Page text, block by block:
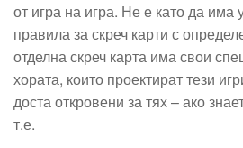
от игра на игра. Не е като да има
правила за скреч карти с
отделна скреч карта има свои
хората, които проектират тези
доста откровени за тях – ако
т.е.